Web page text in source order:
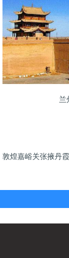
兰
敦煌嘉峪关张掖丹